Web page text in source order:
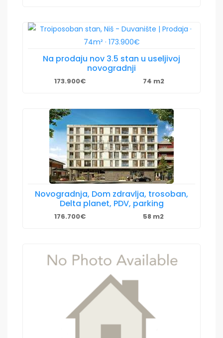
Na prodaju nov 3.5 stan u useljivoj
novogradnji
173.900€ 74 m2
Novogradnja, Dom zdravlja, trosoban,
Delta planet, PDV, parking
176.700€ 58 m2